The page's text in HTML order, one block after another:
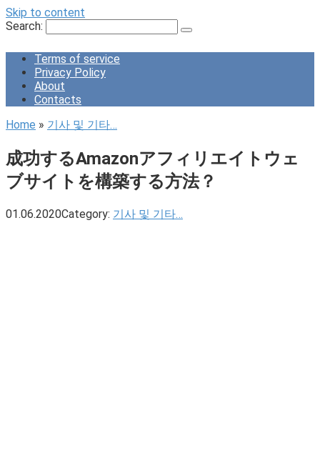
Skip to content
Search:
Terms of service
Privacy Policy
About
Contacts
Home » 기사 및 기타…
成功するAmazonアフィリエイトウェ
ブサイトを構築する方法？
01.06.2020Category: 기사 및 기타…